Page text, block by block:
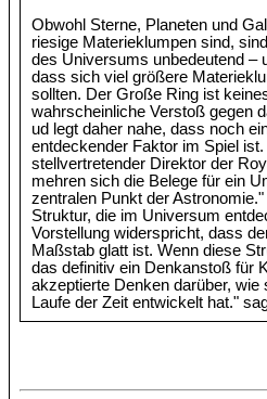
Obwohl Sterne, Planeten und
riesige Materieklumpen sind,
des Universums unbedeutend –
dass sich viel größere
sollten. Der Große Ring ist
wahrscheinliche Verstoß gegen
ud legt daher nahe, dass noch
entdeckender Faktor im Spiel
stellvertretender Direktor der
mehren sich die Belege für ein
zentralen Punkt der
Struktur, die im Universum
Vorstellung widerspricht, dass
Maßstab glatt ist. Wenn diese
das definitiv ein Denkanstoß für
akzeptierte Denken darüber,
Laufe der Zeit entwickelt hat."